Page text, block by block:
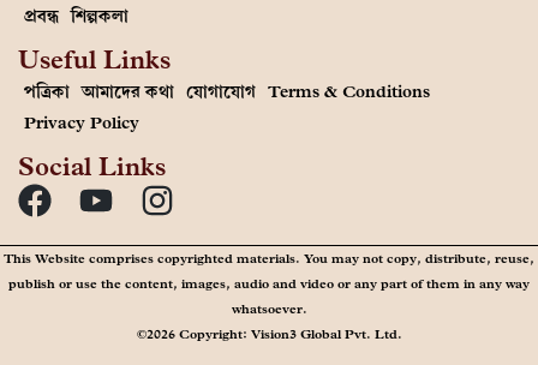
প্রবন্ধ শিল্পকলা
Useful Links
পত্রিকা আমাদের কথা যোগাযোগ Terms & Conditions
Privacy Policy
Social Links
This Website comprises copyrighted materials. You may not copy, distribute, reuse,
publish or use the content, images, audio and video or any part of them in any way
whatsoever.
©2026 Copyright: Vision3 Global Pvt. Ltd.